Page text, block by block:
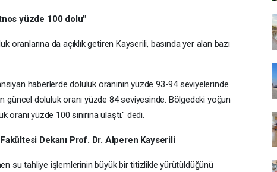
yüzde 100 dolu"
oranlarına da açıklık getiren Kayserili, basında yer alan bazı
haberlerde doluluk oranının yüzde 93-94 seviyelerinde
güncel doluluk oranı yüzde 84 seviyesinde. Bölgedeki yoğun
yüzde 100 sınırına ulaştı." dedi.
Dekanı Prof. Dr. Alperen Kayserili
su tahliye işlemlerinin büyük bir titizlikle yürütüldüğünü